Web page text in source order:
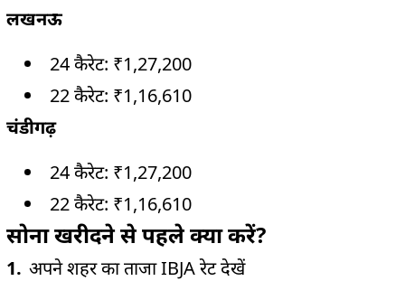
लखनऊ
24 कैरेट: ₹1,27,200
22 कैरेट: ₹1,16,610
चंडीगढ़
24 कैरेट: ₹1,27,200
22 कैरेट: ₹1,16,610
सोना खरीदने से पहले क्या करें?
अपने शहर का ताजा IBJA रेट देखें